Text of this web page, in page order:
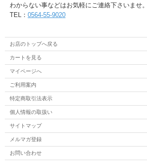
わからない事などはお気軽にご連絡下さいませ。
TEL： 0564-55-9020
お店のトップへ戻る
カートを見る
マイページへ
ご利用案内
特定商取引法表示
個人情報の取扱い
サイトマップ
メルマガ登録
お問い合わせ